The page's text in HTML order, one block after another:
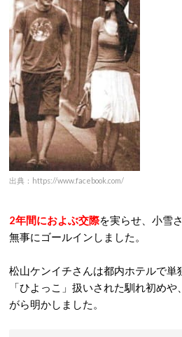
出典：https://www.facebook.com/
2年間におよぶ交際を実らせ、小雪
無事にゴールインしました。
松山ケンイチさんは都内ホテルで単
「ひよっこ」扱いされた馴れ初め
がら明かしました。